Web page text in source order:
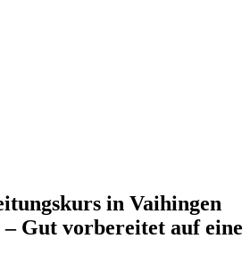
in Vaihingen
– Gut vorbereitet auf eine